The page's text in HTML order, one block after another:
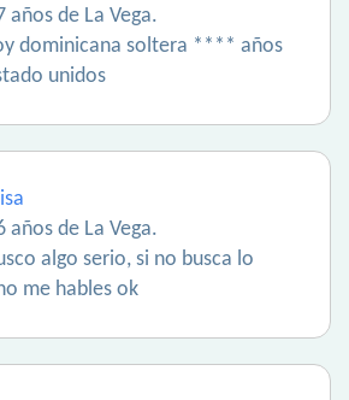
años de La Vega.
dominicana soltera **** años
unidos
años de La Vega.
algo serio, si no busca lo
me hables ok